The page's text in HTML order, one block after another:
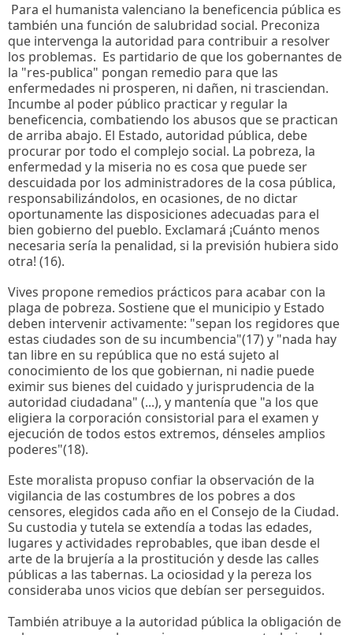
Para el humanista valenciano la beneficencia pública es
también una función de salubridad social. Preconiza
que intervenga la autoridad para contribuir a resolver
los problemas. Es partidario de que los gobernantes de
la "res-publica" pongan remedio para que las
enfermedades ni prosperen, ni dañen, ni trasciendan.
Incumbe al poder público practicar y regular la
beneficencia, combatiendo los abusos que se practican
de arriba abajo. El Estado, autoridad pública, debe
procurar por todo el complejo social. La pobreza, la
enfermedad y la miseria no es cosa que puede ser
descuidada por los administradores de la cosa pública,
responsabilizándolos, en ocasiones, de no dictar
oportunamente las disposiciones adecuadas para el
bien gobierno del pueblo. Exclamará ¡Cuánto menos
necesaria sería la penalidad, si la previsión hubiera sido
otra! (16).
Vives propone remedios prácticos para acabar con la
plaga de pobreza. Sostiene que el municipio y Estado
deben intervenir activamente: "sepan los regidores que
estas ciudades son de su incumbencia"(17) y "nada hay
tan libre en su república que no está sujeto al
conocimiento de los que gobiernan, ni nadie puede
eximir sus bienes del cuidado y jurisprudencia de la
autoridad ciudadana" (...), y mantenía que "a los que
eligiera la corporación consistorial para el examen y
ejecución de todos estos extremos, dénseles amplios
poderes"(18).
Este moralista propuso confiar la observación de la
vigilancia de las costumbres de los pobres a dos
censores, elegidos cada año en el Consejo de la Ciudad.
Su custodia y tutela se extendía a todas las edades,
lugares y actividades reprobables, que iban desde el
arte de la brujería a la prostitución y desde las calles
públicas a las tabernas. La ociosidad y la pereza los
consideraba unos vicios que debían ser perseguidos.
También atribuye a la autoridad pública la obligación de